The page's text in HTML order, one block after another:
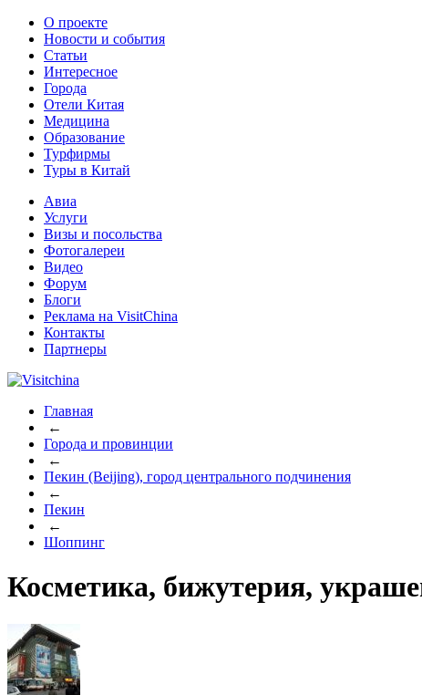
О проекте
Новости и события
Статьи
Интересное
Города
Отели Китая
Медицина
Образование
Турфирмы
Туры в Китай
Авиа
Услуги
Визы и посольства
Фотогалереи
Видео
Форум
Блоги
Реклама на VisitChina
Контакты
Партнеры
Главная
←
Города и провинции
←
Пекин (Beijing), город центрального подчинения
←
Пекин
←
Шоппинг
Косметика, бижутерия,